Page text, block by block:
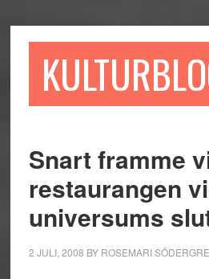
till
till
sidofältet
till
Snart framme
restaurangen
universums
2 JULI, 2008 BY ROSEMARI